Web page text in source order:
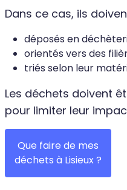
Dans ce cas, ils
déposés en
orientés vers des
triés selon leur
Les déchets doivent
pour limiter leur
Que faire de mes
déchets à Lisieux ?